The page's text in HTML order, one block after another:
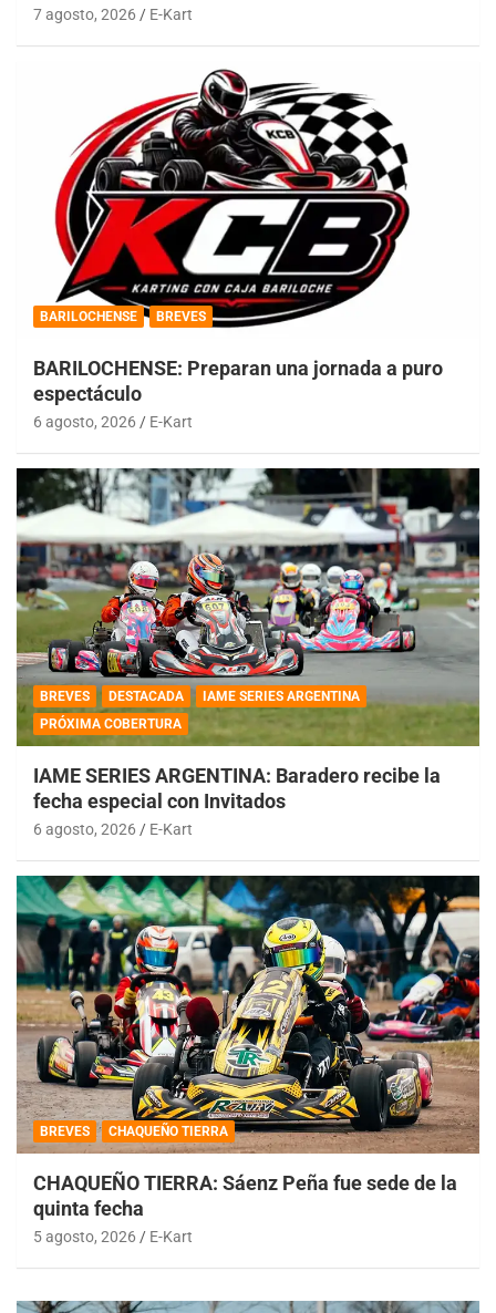
7 agosto, 2026 E-Kart
BARILOCHENSE BREVES
BARILOCHENSE: Preparan una jornada a puro
espectáculo
6 agosto, 2026 E-Kart
BREVES DESTACADA
IAME SERIES ARGENTINA
PRÓXIMA COBERTURA
IAME SERIES ARGENTINA: Baradero recibe la
fecha especial con Invitados
6 agosto, 2026 E-Kart
BREVES CHAQUEÑO TIERRA
CHAQUEÑO TIERRA: Sáenz Peña fue sede de la
quinta fecha
5 agosto, 2026 E-Kart